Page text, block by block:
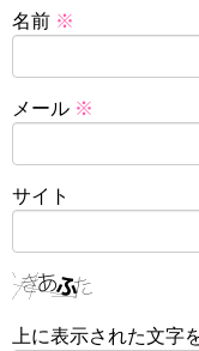
名前 ※
メール ※
サイト
上に表示された文字